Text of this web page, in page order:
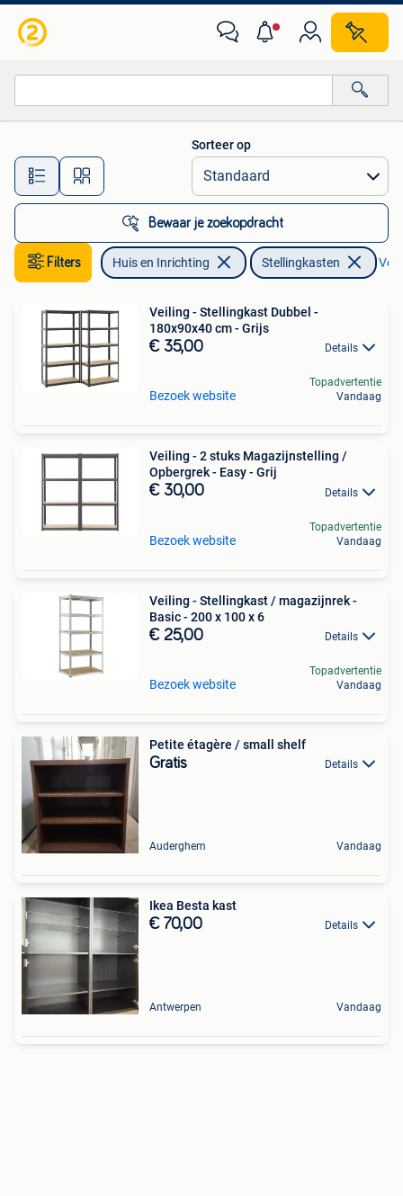
Alle afstanden…
Sorteer op
Bewaar je zoekopdracht
Filters Huis en Inrichting Stellingkasten
Veiling - Stellingkast Dubbel -
180x90x40 cm - Grijs
€ 35,00 Details
Bezoek website
Topadvertentie
Vandaag
Veiling - 2 stuks Magazijnstelling /
Opbergrek - Easy - Grij
€ 30,00 Details
Bezoek website
Topadvertentie
Vandaag
Veiling - Stellingkast / magazijnrek -
Basic - 200 x 100 x 6
€ 25,00 Details
Bezoek website
Topadvertentie
Vandaag
Petite étagère / small shelf
Gratis Details
Auderghem Vandaag
Ikea Besta kast
€ 70,00 Details
Antwerpen Vandaag